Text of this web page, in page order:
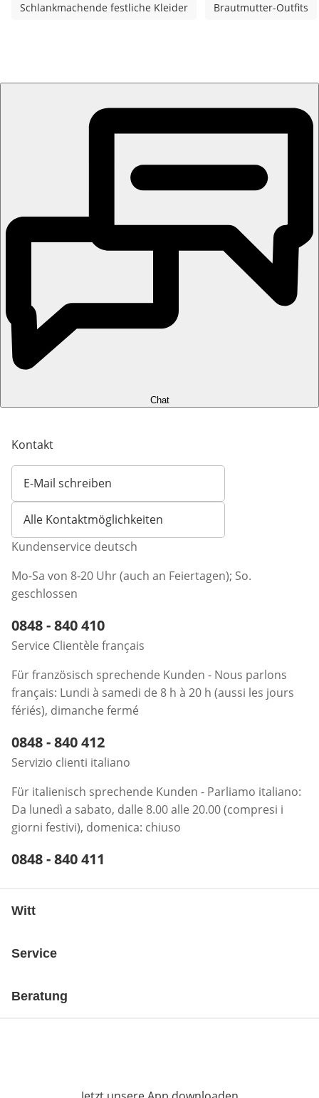
Schlankmachende festliche Kleider Brautmutter-Outfits
Chat
Kontakt
E-Mail schreiben
Öffnet E-Mail-Client
Alle Kontaktmöglichkeiten
Kundenservice deutsch
Mo-Sa von 8-20 Uhr (auch an Feiertagen); So.
geschlossen
Telefonnummer:
0848 - 840 410
Service Clientèle français
Für französisch sprechende Kunden - Nous parlons
français: Lundi à samedi de 8 h à 20 h (aussi les jours
fériés), dimanche fermé
Telefonnummer:
0848 - 840 412
Servizio clienti italiano
Für italienisch sprechende Kunden - Parliamo italiano:
Da lunedì a sabato, dalle 8.00 alle 20.00 (compresi i
giorni festivi), domenica: chiuso
Telefonnummer:
0848 - 840 411
Witt
Service
Beratung